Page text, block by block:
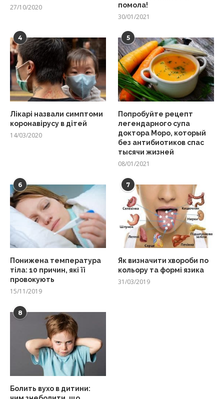
27/10/2020
помола!
30/01/2021
4
Лікарі назвали симптоми
коронавірусу в дітей
14/03/2020
5
Попробуйте рецепт
легендарного супа
доктора Моро, который
без антибиотиков спас
тысячи жизней
08/01/2021
6
Понижена температура
тіла: 10 причин, які її
провокують
15/11/2019
7
Як визначити хвороби по
кольору та формі язика
31/03/2019
8
Болить вухо в дитини: